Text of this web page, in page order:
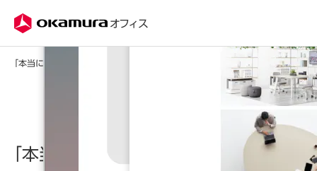
オフィス
「本当に」オシャレなオフィスの秘訣
「本当に」オシャレなオフィスの秘訣